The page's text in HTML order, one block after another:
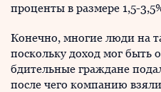
проценты в размере 1,5-
Конечно, многие люди на
поскольку доход мог
бдительные граждане
после чего компанию